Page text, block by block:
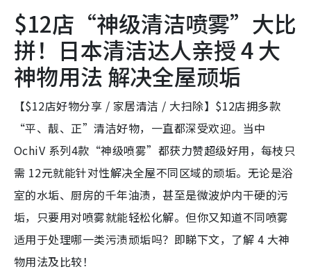
$12店“神级清洁喷雾”大比
拼！日本清洁达人亲授 4 大
神物用法 解决全屋顽垢
【$12店好物分享 / 家居清洁 / 大扫除】$12店拥多款
“平、靓、正”清洁好物，一直都深受欢迎。当中
OchiV 系列4款“神级喷雾”都获力赞超级好用，每枝只
需 12元就能针对性解决全屋不同区域的顽垢。无论是浴
室的水垢、厨房的千年油渍，甚至是微波炉内干硬的污
垢，只要用对喷雾就能轻松化解。但你又知道不同喷雾
适用于处理哪一类污渍顽垢吗？即睇下文，了解 4 大神
物用法及比较！